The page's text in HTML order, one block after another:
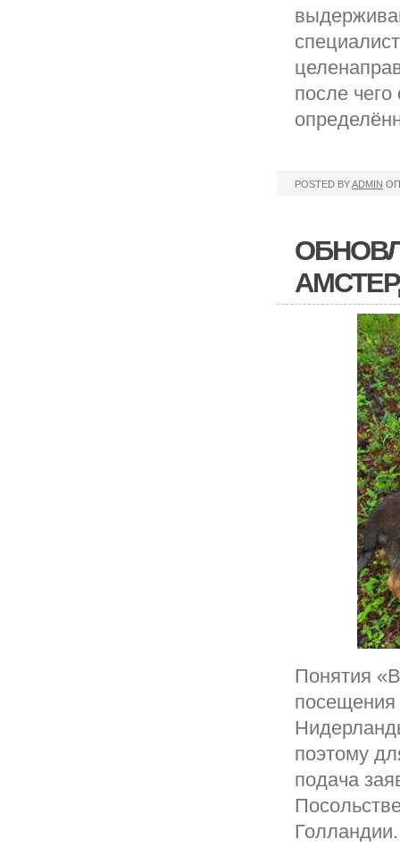
после
POSTED BYADMIN
Понятия
посещения
поэтому
подача
Голландии.